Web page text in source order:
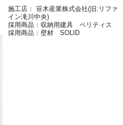
施工店： 笹木産業株式会社(旧:リファ
イン滝川中央)
採用商品：収納用建具 ベリティス
採用商品：壁材 SOLID